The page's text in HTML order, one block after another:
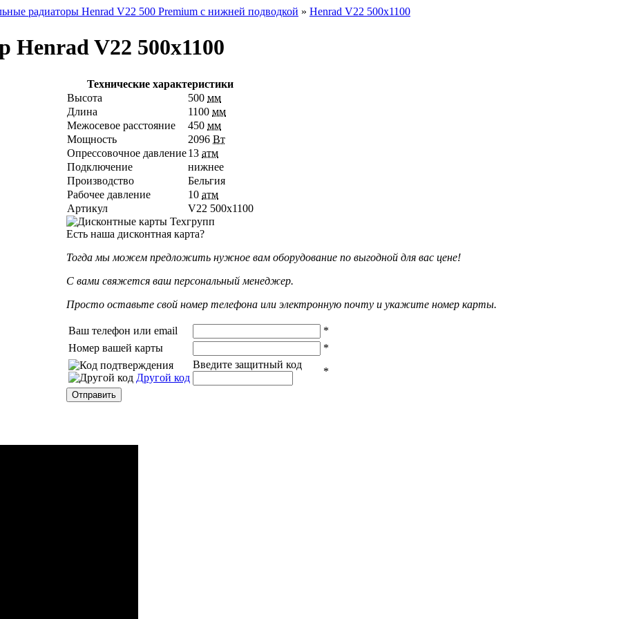
радиаторы Henrad V22 500 Premium с нижней подводкой » Henrad V22 500х1100
Henrad V22 500х1100
Технические характеристики
Высота
500 мм
Длина
1100 мм
Межосевое расстояние
450 мм
Мощность
2096 Вт
Опрессовочное давление13 атм
Подключение
нижнее
Производство
Бельгия
Рабочее давление
10 атм
Артикул
V22 500х1100
Есть наша дисконтная карта?
Тогда мы можем предложить нужное вам оборудование по выгодной для вас цене!
С вами свяжется ваш персональный менеджер.
Просто оставьте свой номер телефона или электронную почту и укажите номер карты.
Ваш телефон или email
*
Номер вашей карты
*
Другой код
Введите защитный код
*